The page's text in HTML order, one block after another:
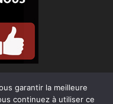
garantir la meilleure
continuez à utiliser ce